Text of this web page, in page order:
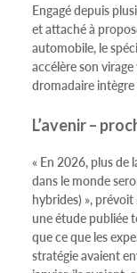
Engagé depuis
et attaché à
automobile, le
accélère son
dromadaire
L’avenir –
« En 2026, plus de
dans le monde
hybrides) »,
une étude publiée
que ce que les
stratégie avaient